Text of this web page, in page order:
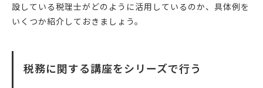
設している税理士がどのように活用しているのか、具体例を
いくつか紹介しておきましょう。
税務に関する講座をシリーズで行う